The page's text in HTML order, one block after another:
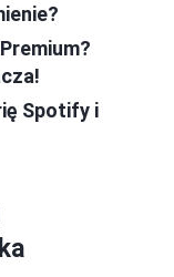
Spotify i